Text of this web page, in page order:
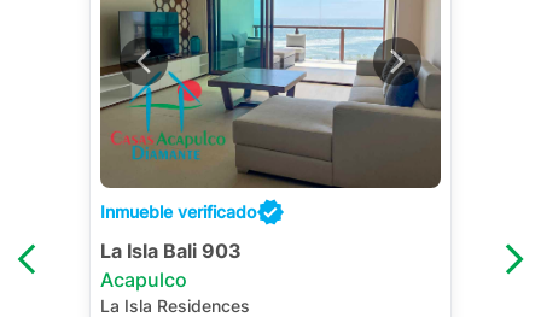
Inmueble verificado
La Isla Bali 903
Acapulco
La Isla Residences